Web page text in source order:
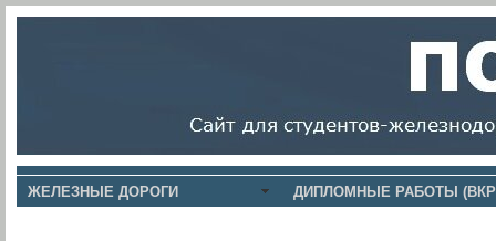
ЖЕЛЕЗНЫЕ ДОРОГИ ДИПЛОМНЫЕ РАБОТЫ